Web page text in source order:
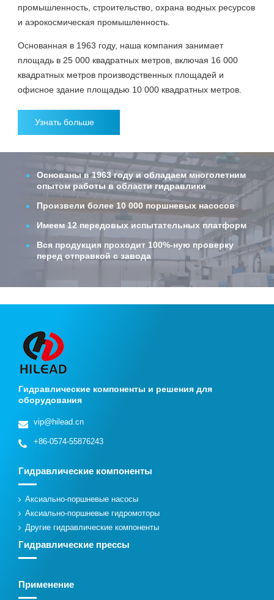
промышленность, строительство, охрана водных ресурсов
и аэрокосмическая промышленность.
Основанная в 1963 году, наша компания занимает
площадь в 25 000 квадратных метров, включая 16 000
квадратных метров производственных площадей и
офисное здание площадью 10 000 квадратных метров.
Узнать больше
Основаны в 1963 году и обладаем многолетним
опытом работы в области гидравлики
Произвели более 10 000 поршневых насосов
Имеем 12 передовых испытательных платформ
Вся продукция проходит 100%-ную проверку
перед отправкой с завода
Гидравлические компоненты и решения для
оборудования
vip@hilead.cn
+86-0574-55876243
Гидравлические компоненты
Аксиально-поршневые насосы
Аксиально-поршневые гидромоторы
Другие гидравлические компоненты
Гидравлические прессы
Применение